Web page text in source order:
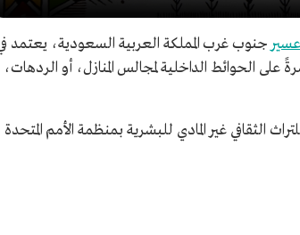
جنوب غرب المملكة العربية السعودية، يعتمد
الحوائط الداخلية لمجالس المنازل، أو الردهات،
في القائمة التمثيلية للتراث الثقافي غير المادي للبشرية بمنظمة الأمم المتحدة